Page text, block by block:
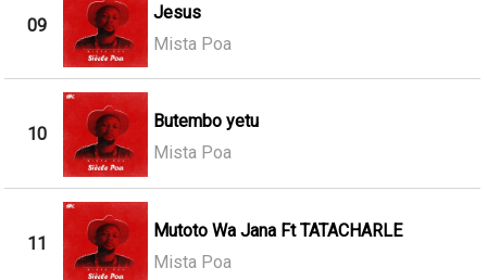
09
Jesus
Mista Poa
10
Butembo yetu
Mista Poa
11
Mutoto Wa Jana Ft TATACHARLE
Mista Poa